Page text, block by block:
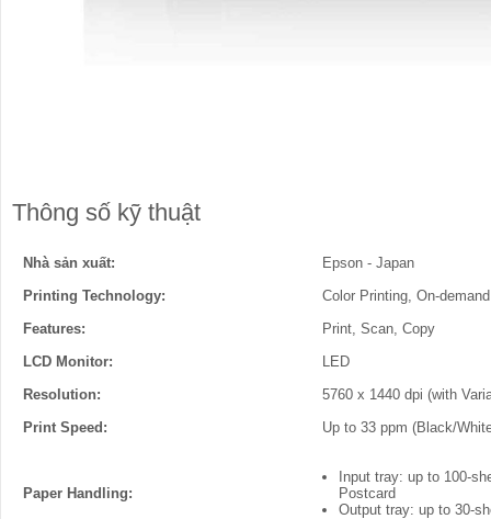
Thông số kỹ thuật
Nhà sản xuất:
Epson - Japan
Printing Technology:
Color Printing, On-
Features:
Print, Scan, Copy
LCD Monitor:
LED
Resolution:
5760 x 1440 dpi (with
Print Speed:
Up to 33 ppm (Black/
Paper Handling:
Input tray: up to 100-
Postcard
Output tray: up to 30-